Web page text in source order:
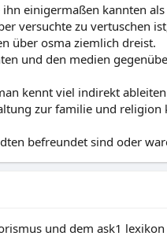
einigermaßen kannten
versuchte zu vertuschen
über osma ziemlich dreist.
und den medien
kennt viel indirekt
zur familie und
befreundet sind oder
und dem ask1